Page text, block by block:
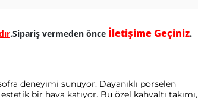
.Sipariş vermeden önce İletişime Geçiniz.
deneyimi sunuyor. Dayanıklı porselen
bir hava katıyor. Bu özel kahvaltı takımı,